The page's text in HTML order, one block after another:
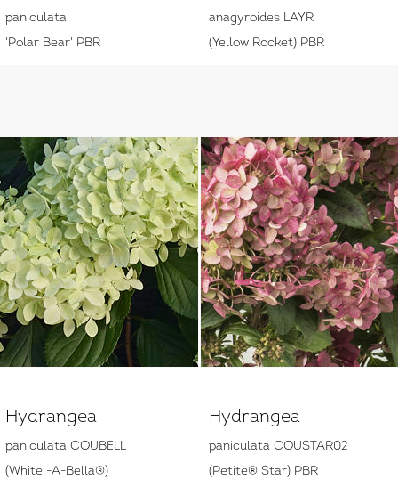
paniculata
'Polar Bear' PBR
anagyroides LAYR
(Yellow Rocket) PBR
Hydrangea
paniculata COUBELL
(White -A-Bella®)
Hydrangea
paniculata COUSTAR02
(Petite® Star) PBR